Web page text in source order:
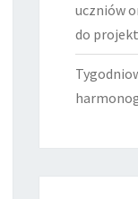
uczniów
do